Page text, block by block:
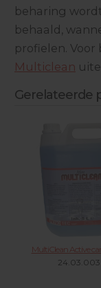
beharing
behaald,
profielen.
Multiclean
Gerelateerde
MultiClean Active
24.03.003